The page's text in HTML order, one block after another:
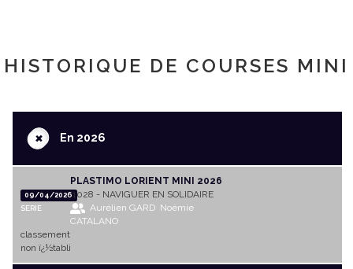
HISTORIQUE DE COURSES MINI
+En 2026
09/04/2026
SERIE
PLASTIMO LORIENT MINI 2026
1028 - NAVIGUER EN SOLIDAIRE
Aurélien GARD Noémie
CATALANO
classement
non ï¿½tabli